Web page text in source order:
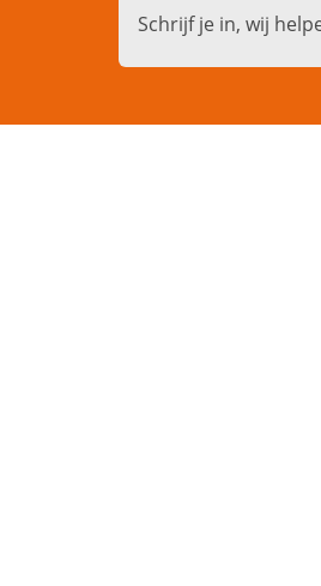
Schrijf je in, wij